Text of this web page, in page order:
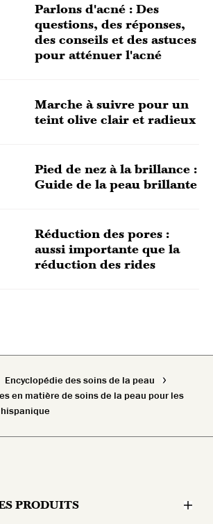
Parlons d'acné : Des
questions, des réponses,
des conseils et des astuces
pour atténuer l'acné
Marche à suivre pour un
teint olive clair et radieux
Pied de nez à la brillance :
Guide de la peau brillante
Réduction des pores :
aussi importante que la
réduction des rides
Encyclopédie des soins de la peau
en matière de soins de la peau pour les
PRODUITS